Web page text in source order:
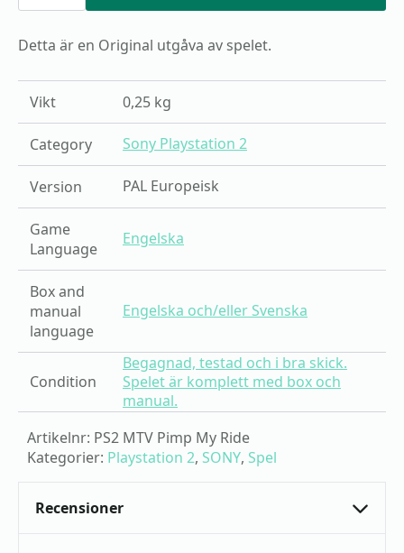
My
mängd
Detta är en Original utgåva av spelet.
Vikt 0,25 kg
Category Sony Playstation 2
Version PAL Europeisk
Game
Language
Engelska
Box and
manual
language
Engelska och/eller Svenska
Condition
Begagnad, testad och i bra skick.
Spelet är komplett med box och
manual.
Artikelnr: PS2 MTV Pimp My Ride
Kategorier: Playstation 2, SONY, Spel
Recensioner